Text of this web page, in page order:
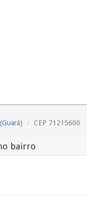
CEP 71215600
bairro